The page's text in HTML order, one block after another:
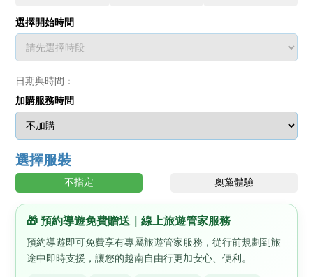
選擇開始時間
日期與時間：
加購服務時間
選擇服裝
不指定 奧黛體驗
🎁 預約導遊免費贈送｜線上旅遊管家服務
預約導遊即可免費享有專屬旅遊管家服務，從行前規劃到旅
途中即時支援，讓您的越南自由行更加安心、便利。